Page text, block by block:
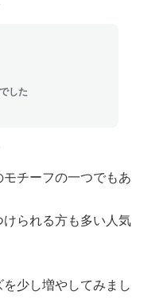
した
チーフの一つでもあ
られる方も多い人気
少し増やしてみまし